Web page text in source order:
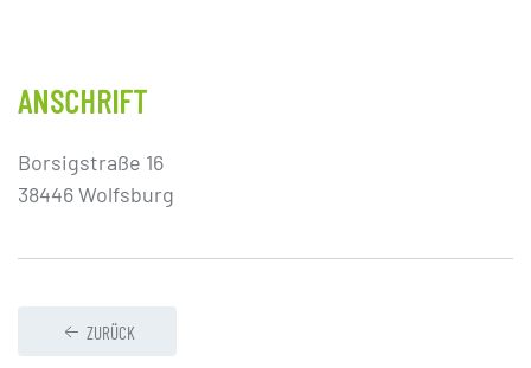
ANSCHRIFT
Borsigstraße 16
38446 Wolfsburg
ZURÜCK